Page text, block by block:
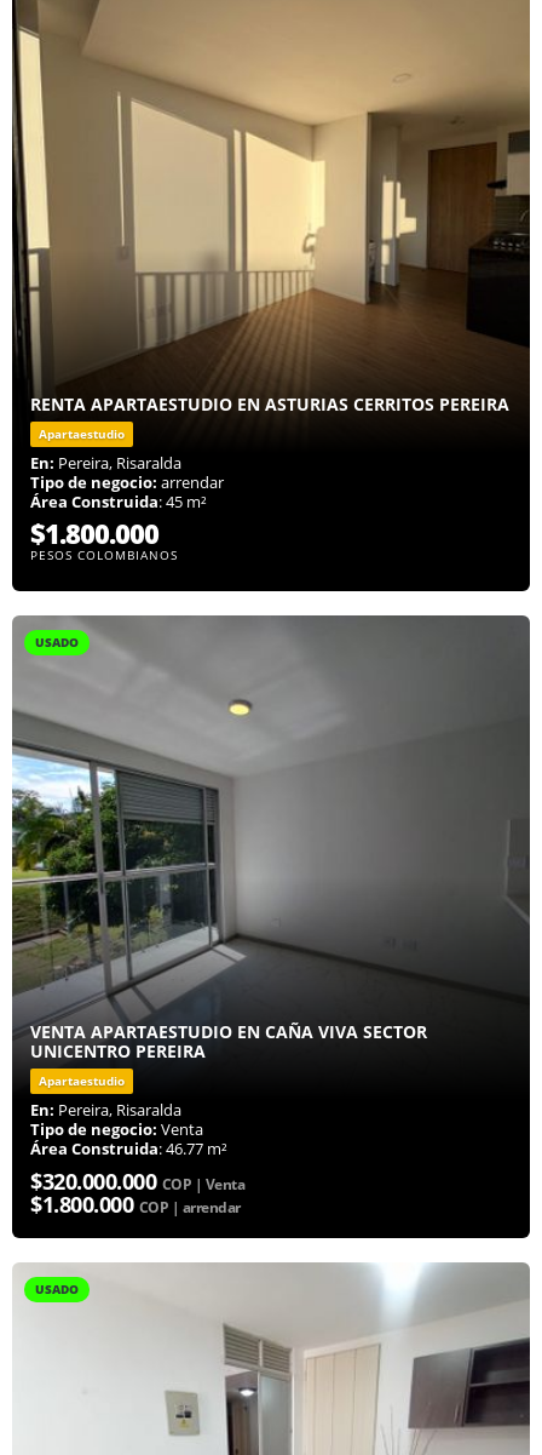
RENTA APARTAESTUDIO EN ASTURIAS CERRITOS PEREIRA
Apartaestudio
En: Pereira, Risaralda
Tipo de negocio: arrendar
Área Construida: 45 m²
$1.800.000
PESOS COLOMBIANOS
USADO
VENTA APARTAESTUDIO EN CAÑA VIVA SECTOR
UNICENTRO PEREIRA
Apartaestudio
En: Pereira, Risaralda
Tipo de negocio: Venta
Área Construida: 46.77 m²
$320.000.000 COP | Venta
$1.800.000 COP | arrendar
USADO